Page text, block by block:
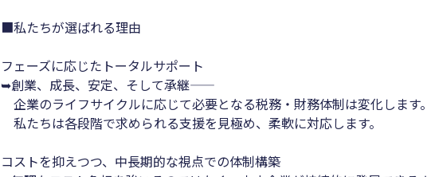
■私たちが選ばれる理由
フェーズに応じたトータルサポート
➥創業、成長、安定、そして承継——
企業のライフサイクルに応じて必要となる税務・財務体制は変化します
私たちは各段階で求められる支援を見極め、柔軟に対応します。
コストを抑えつつ、中長期的な視点での体制構築